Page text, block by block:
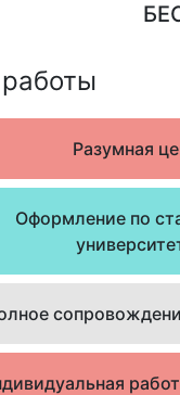
Разумная
Оформление по